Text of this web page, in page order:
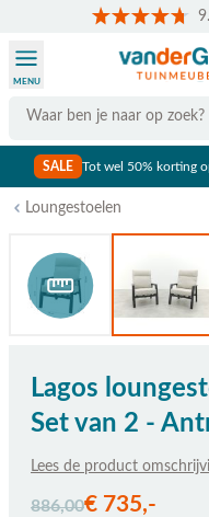
Search
MENU
SALE Tot wel 50% korting
Loungestoelen
Lagos
Set van 2 -
Lees de product
886,00€ 735,-